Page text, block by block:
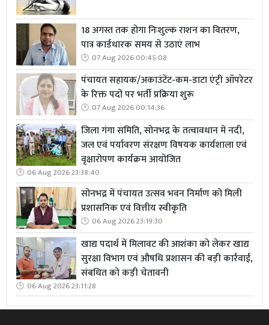
18 अगस्त तक होगा निःशुल्क राशन का वितरण,
पात्र कार्डधारक समय से उठाएं लाभ
07 Aug 2026 00:45:08
पंचायत सहायक/अकाउंटेंट-कम-डाटा एंट्री ऑपरेटर
के रिक्त पदों पर भर्ती प्रक्रिया शुरू
07 Aug 2026 00:14:36
जिला गंगा समिति, सोनभद्र के तत्वावधान में नदी,
जल एवं पर्यावरण संरक्षण विषयक कार्यशाला एवं
वृक्षारोपण कार्यक्रम आयोजित
06 Aug 2026 23:38:40
सोनभद्र में पंचायत उत्सव भवन निर्माण को मिली
प्रशासनिक एवं वित्तीय स्वीकृति
06 Aug 2026 23:19:30
खाद्य पदार्थ में मिलावट की आशंका को लेकर खाद्य
सुरक्षा विभाग एवं औषधि प्रशासन की बड़ी कार्रवाई,
संबधित को कड़ी चेतावनी
06 Aug 2026 23:11:28